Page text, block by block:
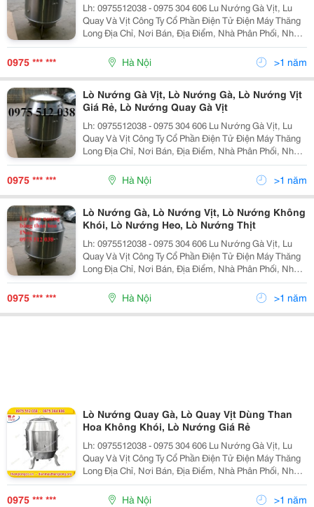
Lh: 0975512038 - 0975 304 606 Lu Nướng Gà Vịt, Lu
Quay Và Vịt Công Ty Cổ Phần Điện Tử Điện Máy Thăng
Long Địa Chỉ, Nơi Bán, Địa Điểm, Nhà Phân Phối, Nhà
Cung Cấp, Bán Buôn, Bán Lẻ Lu Nướng Vịt Lò Quay Vịt,
Lò Nướng Vịt, Chum Quay Vịt, Chum Nướn
0975 *** *** Hà Nội >1 năm
Lò Nướng Gà Vịt, Lò Nướng Gà, Lò Nướng Vịt
Giá Rẻ, Lò Nướng Quay Gà Vịt
Lh: 0975512038 - 0975 304 606 Lu Nướng Gà Vịt, Lu
Quay Và Vịt Công Ty Cổ Phần Điện Tử Điện Máy Thăng
Long Địa Chỉ, Nơi Bán, Địa Điểm, Nhà Phân Phối, Nhà
Cung Cấp, Bán Buôn, Bán Lẻ Lu Nướng Vịt Lò Quay Vịt,
Lò Nướng Vịt, Chum Quay Vịt, Chum Nướn
0975 *** *** Hà Nội >1 năm
Lò Nướng Gà, Lò Nướng Vịt, Lò Nướng Không
Khói, Lò Nướng Heo, Lò Nướng Thịt
Lh: 0975512038 - 0975 304 606 Lu Nướng Gà Vịt, Lu
Quay Và Vịt Công Ty Cổ Phần Điện Tử Điện Máy Thăng
Long Địa Chỉ, Nơi Bán, Địa Điểm, Nhà Phân Phối, Nhà
Cung Cấp, Bán Buôn, Bán Lẻ Lu Nướng Vịt Lò Quay Vịt,
Lò Nướng Vịt, Chum Quay Vịt, Chum Nướn
0975 *** *** Hà Nội >1 năm
Lò Nướng Quay Gà, Lò Quay Vịt Dùng Than
Hoa Không Khói, Lò Nướng Giá Rẻ
Lh: 0975512038 - 0975 304 606 Lu Nướng Gà Vịt, Lu
Quay Và Vịt Công Ty Cổ Phần Điện Tử Điện Máy Thăng
Long Địa Chỉ, Nơi Bán, Địa Điểm, Nhà Phân Phối, Nhà
Cung Cấp, Bán Buôn, Bán Lẻ Lu Nướng Vịt Lò Quay Vịt,
Lò Nướng Vịt, Chum Quay Vịt, Chum Nướn
0975 *** *** Hà Nội >1 năm